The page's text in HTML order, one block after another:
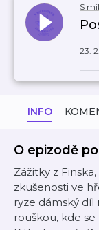
S
23.
INFO
O epizodě
Zážitky z
zkušenosti ve
ryze dámský
rouškou, kde